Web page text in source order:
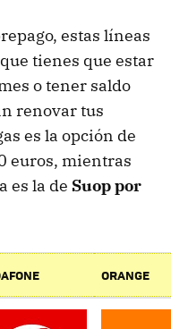
estas líneas
tienes que estar
o tener saldo
renovar tus
es la opción de
euros, mientras
es la de Suop por
ORANGE